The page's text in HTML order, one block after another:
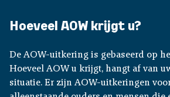
Hoeveel AOW krijgt u?
De AOW-uitkering is gebaseerd op
Hoeveel AOW u krijgt, hangt af van
situatie. Er zijn AOW-uitkeringen